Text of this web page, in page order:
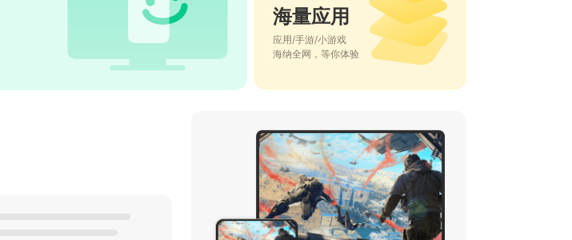
海量应用
应用/手游/小游戏
海纳全网，等你体验